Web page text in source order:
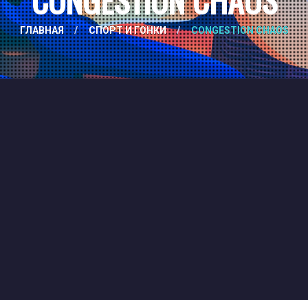
ГЛАВНАЯ / СПОРТ И ГОНКИ / CONGESTION CHAOS